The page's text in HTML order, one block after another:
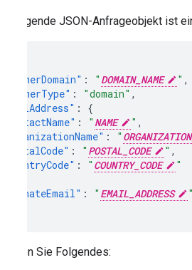
folgende JSON-Anfrageobjekt ist
: " DOMAIN_NAME " ,
: "domain" ,
:
{
"contactName" : " NAME " ,
"organizationName" : "
"postalCode" : " POSTAL_CODE " ,
"countryCode" : " COUNTRY_CODE
"
: " EMAIL_ADDRESS
"
Sie Folgendes: